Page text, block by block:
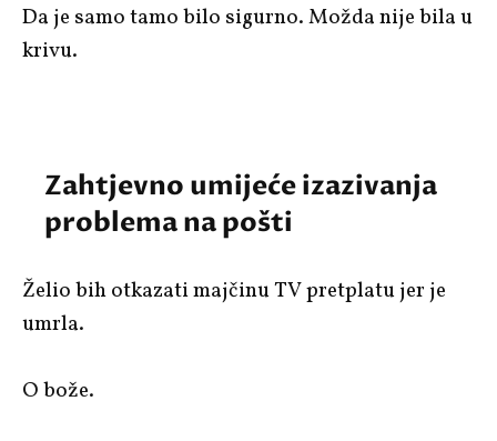
Da je samo tamo bilo sigurno. Možda nije bila u
krivu.
Zahtjevno umijeće izazivanja
problema na pošti
Želio bih otkazati majčinu TV pretplatu jer je
umrla.
O bože.